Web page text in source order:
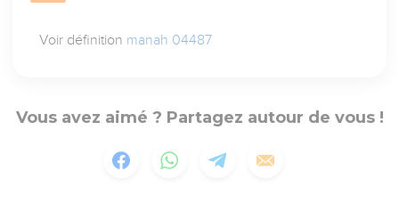
Voir définition manah 04487
Vous avez aimé ? Partagez autour de vous !